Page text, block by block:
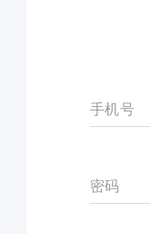
手机号
密码